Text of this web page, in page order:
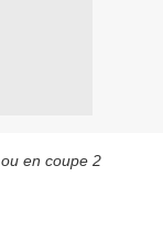
en coupe 2